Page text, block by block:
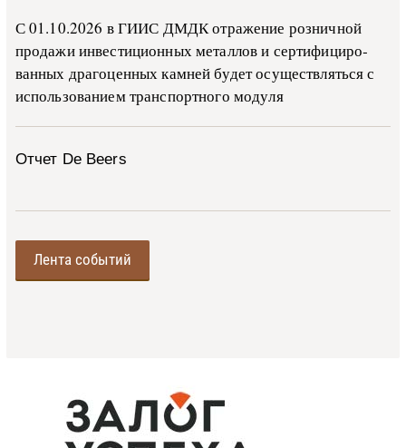
С 01.10.2026 в ГИИС ДМДК от­ра­же­ние роз­ни­ч­ной
про­да­жи ин­ве­сти­ци­он­ных ме­тал­лов и сер­ти­фи­ци­ро­
ван­ных дра­го­цен­ных ка­м­ней бу­дет осу­ще­ств­лять­ся с
ис­поль­зо­ва­ни­ем тран­с­пор­т­но­го мо­ду­ля
Отчет De Beers
Лента событий